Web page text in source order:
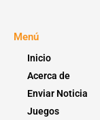
Menú
Inicio
Acerca de
Enviar Noticia
Juegos